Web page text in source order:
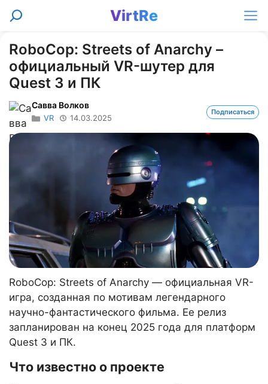
Перейти
VirtRe
Поиск
RoboCop: Streets of Anarchy –
официальный VR-шутер для
Quest 3 и ПК
Савва Волков
VR 14.03.2025
Подписаться
RoboCop: Streets of Anarchy — официальная VR-
игра, созданная по мотивам легендарного
научно-фантастического фильма. Ее релиз
запланирован на конец 2025 года для платформ
Quest 3 и ПК.
Что известно о проекте